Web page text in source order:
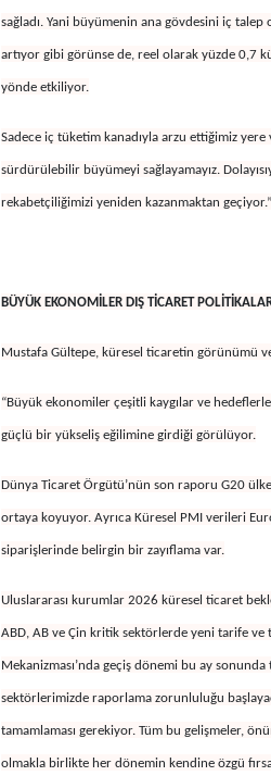
sağladı. Yani büyümenin ana gövdesini iç
artıyor gibi görünse de, reel olarak yüzde 0,7
yönde etkiliyor.
Sadece iç tüketim kanadıyla arzu ettiğimiz yere
sürdürülebilir büyümeyi sağlayamayız.
rekabetçiliğimizi yeniden kazanmaktan geçiyor.”
BÜYÜK EKONOMİLER DIŞ TİCARET
Mustafa Gültepe, küresel ticaretin görünümü
“Büyük ekonomiler çeşitli kaygılar ve hedeflerle
güçlü bir yükseliş eğilimine girdiği görülüyor.
Dünya Ticaret Örgütü’nün son raporu G20
ortaya koyuyor. Ayrıca Küresel PMI verileri
siparişlerinde belirgin bir zayıflama var.
Uluslararası kurumlar 2026 küresel ticaret
ABD, AB ve Çin kritik sektörlerde yeni tarife ve
Mekanizması’nda geçiş dönemi bu ay
sektörlerimizde raporlama zorunluluğu
tamamlaması gerekiyor. Tüm bu gelişmeler,
olmakla birlikte her dönemin kendine özgü